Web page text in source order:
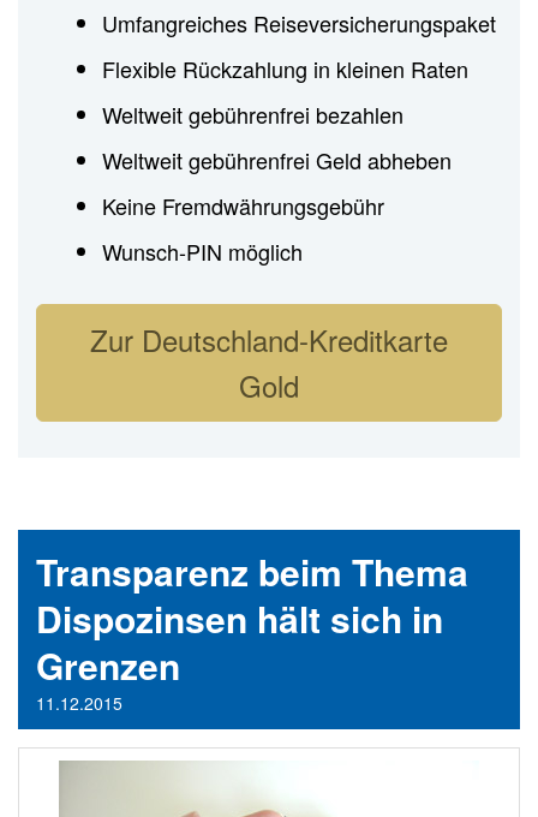
Umfangreiches Reiseversicherungspaket
Flexible Rückzahlung in kleinen Raten
Weltweit gebührenfrei bezahlen
Weltweit gebührenfrei Geld abheben
Keine Fremdwährungsgebühr
Wunsch-PIN möglich
Zur Deutschland-Kreditkarte
Gold
Transparenz beim Thema
Dispozinsen hält sich in
Grenzen
11.12.2015